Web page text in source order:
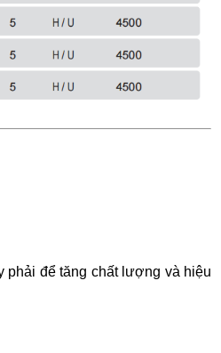
phải để tăng chất lượng và hiệu
Máy trần đè Siruba S007K
dòng S5 -đường may lai cắt